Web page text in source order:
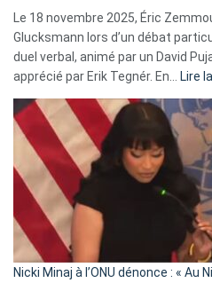
Le 18 novembre 2025, Éric
Glucksmann lors d’un débat
duel verbal, animé par un David
apprécié par Erik Tegnér. En… Lire
Nicki Minaj à l’ONU dénonce : «